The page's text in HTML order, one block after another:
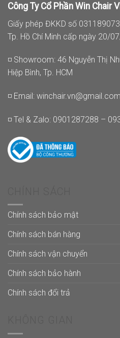
Công Ty Cổ Phần Win Chair
Giấy phép ĐKKD số
Tp. Hồ Chí Minh cấp ngày 20/
◽ Showroom: 46 Nguyễn Thị
Hiệp Bình, Tp. HCM
◽ Email: winchair.vn@gmail.com
◽ Tel & Zalo: 0901287288 –
Chính sách bảo mật
Chính sách bán hàng
Chính sách vận chuyển
Chính sách bảo hành
Chính sách đổi trả